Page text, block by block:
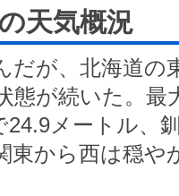
天気概況
だが、北海道の
態が続いた。最
24.9メートル、
東から西は穏や